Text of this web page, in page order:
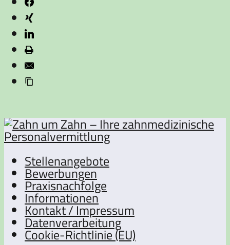
Stellenangebote
Bewerbungen
Praxisnachfolge
Informationen
Kontakt / Impressum
Datenverarbeitung
Cookie-Richtlinie (EU)